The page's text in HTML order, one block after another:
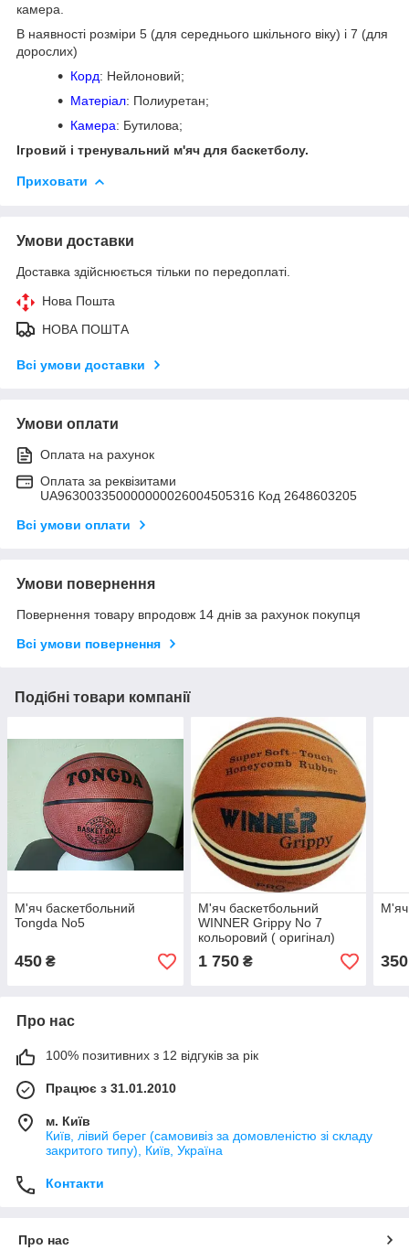
камера.
В наявності розміри 5 (для середнього шкільного віку) і 7 (для
дорослих)
Корд: Нейлоновий;
Матеріал: Полиуретан;
Камера: Бутилова;
Ігровий і тренувальний м'яч для баскетболу.
Приховати
Умови доставки
Доставка здійснюється тільки по передоплаті.
Нова Пошта
НОВА ПОШТА
Всі умови доставки
Умови оплати
Оплата на рахунок
Оплата за реквізитами
UA963003350000000026004505316 Код 2648603205
Всі умови оплати
Умови повернення
Повернення товару впродовж 14 днів за рахунок покупця
Всі умови повернення
Подібні товари компанії
М'яч баскетбольний
Tongda No5
450 ₴
М'яч баскетбольний
WINNER Grippy No 7
кольоровий ( оригінал)
1 750₴
М'яч
350
Про нас
100% позитивних з 12 відгуків за рік
Працює з 31.01.2010
м. Київ
Київ, лівий берег (самовивіз за домовленістю зі складу
закритого типу), Київ, Україна
Контакти
Про нас